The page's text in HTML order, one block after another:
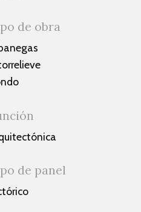
de obra
de panel